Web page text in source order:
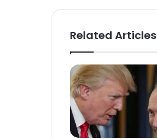
Related Articles